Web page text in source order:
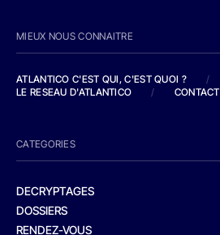
MIEUX NOUS CONNAITRE
ATLANTICO C'EST QUI, C'EST QUOI ?
/
LE RESEAU D'ATLANTICO
/ CONTACT
CATEGORIES
DECRYPTAGES
DOSSIERS
RENDEZ-VOUS